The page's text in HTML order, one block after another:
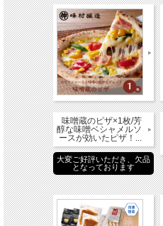
味噌蔵のピザ×1枚/芳
醇な味噌ベシャメルソ
ースが効いたピザ！...
大変ご好評いただき、欠品
となっております